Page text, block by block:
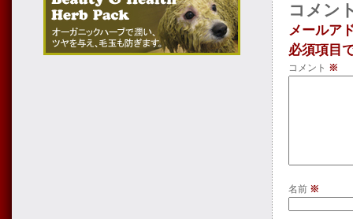
コメン
メールア
必須項目
コメント ※
名前 ※